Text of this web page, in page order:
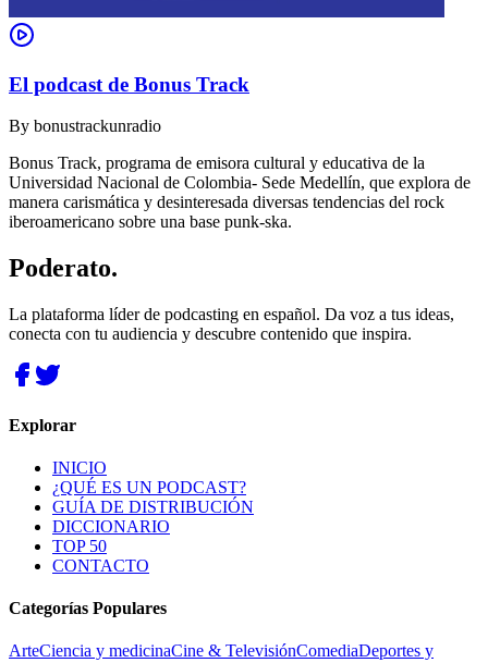
El podcast de Bonus Track
By bonustrackunradio
Bonus Track, programa de emisora cultural y educativa de la
Universidad Nacional de Colombia- Sede Medellín, que explora de
manera carismática y desinteresada diversas tendencias del rock
iberoamericano sobre una base punk-ska.
Poderato.
La plataforma líder de podcasting en español. Da voz a tus ideas,
conecta con tu audiencia y descubre contenido que inspira.
Explorar
INICIO
¿QUÉ ES UN PODCAST?
GUÍA DE DISTRIBUCIÓN
DICCIONARIO
TOP 50
CONTACTO
Categorías Populares
ArteCiencia y medicinaCine & TelevisiónComediaDeportes y